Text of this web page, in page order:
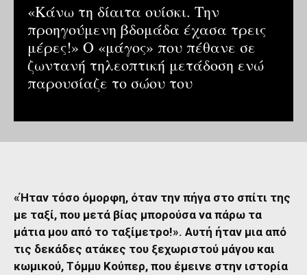
«Κάνω τη δίαιτα ουίσκι. Την
προηγούμενη βδομάδα έχασα τρεις
μέρες!» Ο «μάγος» που πέθανε σε
ζωντανή τηλεοπτική μετάδοση ενώ
παρουσίαζε το σώου του
«Ήταν τόσο όμορφη, όταν την πήγα στο σπίτι της
με ταξί, που μετά βίας μπορούσα να πάρω τα
μάτια μου από το ταξίμετρο!». Αυτή ήταν μια από
τις δεκάδες ατάκες του ξεχωριστού μάγου και
κωμικού, Τόμμυ Κούπερ, που έμεινε στην ιστορία